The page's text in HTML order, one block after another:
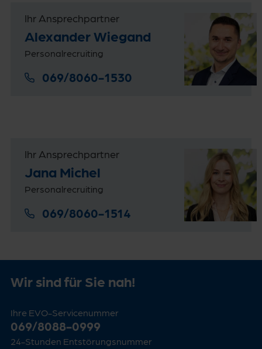
Ihr Ansprechpartner
Alexander Wiegand
Personalrecruiting
069/8060-1530
Ihr Ansprechpartner
Jana Michel
Personalrecruiting
069/8060-1514
Wir sind für Sie nah!
Ihre EVO-Servicenummer
069/8088-0999
24-Stunden Entstörungsnummer